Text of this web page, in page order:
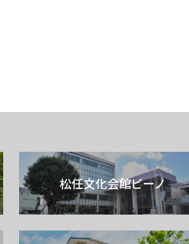
松任文化会館ピーノ